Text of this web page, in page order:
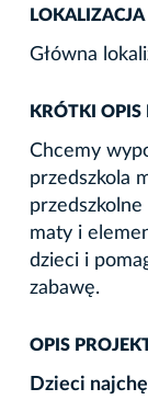
LOKALIZACJA
Główna
KRÓTKI OPIS
Chcemy
przedszkola
maty i
dzieci i
zabawę.
OPIS
Dzieci